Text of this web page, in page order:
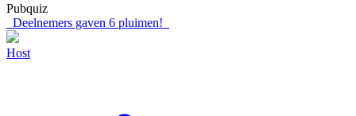
Pubquiz
Deelnemers gaven 6 pluimen!
Host